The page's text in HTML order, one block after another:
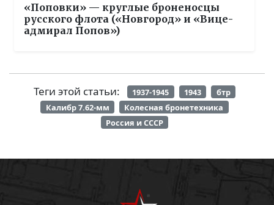
«Поповки» — круглые броненосцы
русского флота («Новгород» и «Вице-
адмирал Попов»)
Теги этой статьи: 1937-1945 1943
бтр
Калибр 7.62-мм
Колесная бронетехника
Россия и СССР